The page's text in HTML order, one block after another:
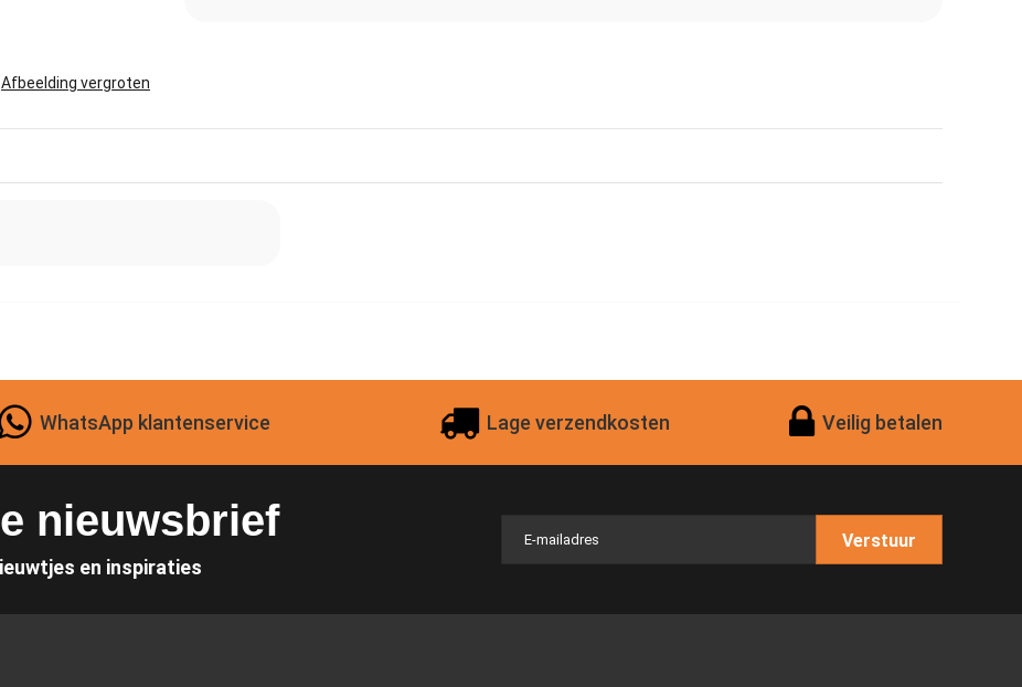
Afbeelding vergroten
WhatsApp klantenservice Lage verzendkosten Veilig betalen
nieuwsbrief
en inspiraties
Verstuur